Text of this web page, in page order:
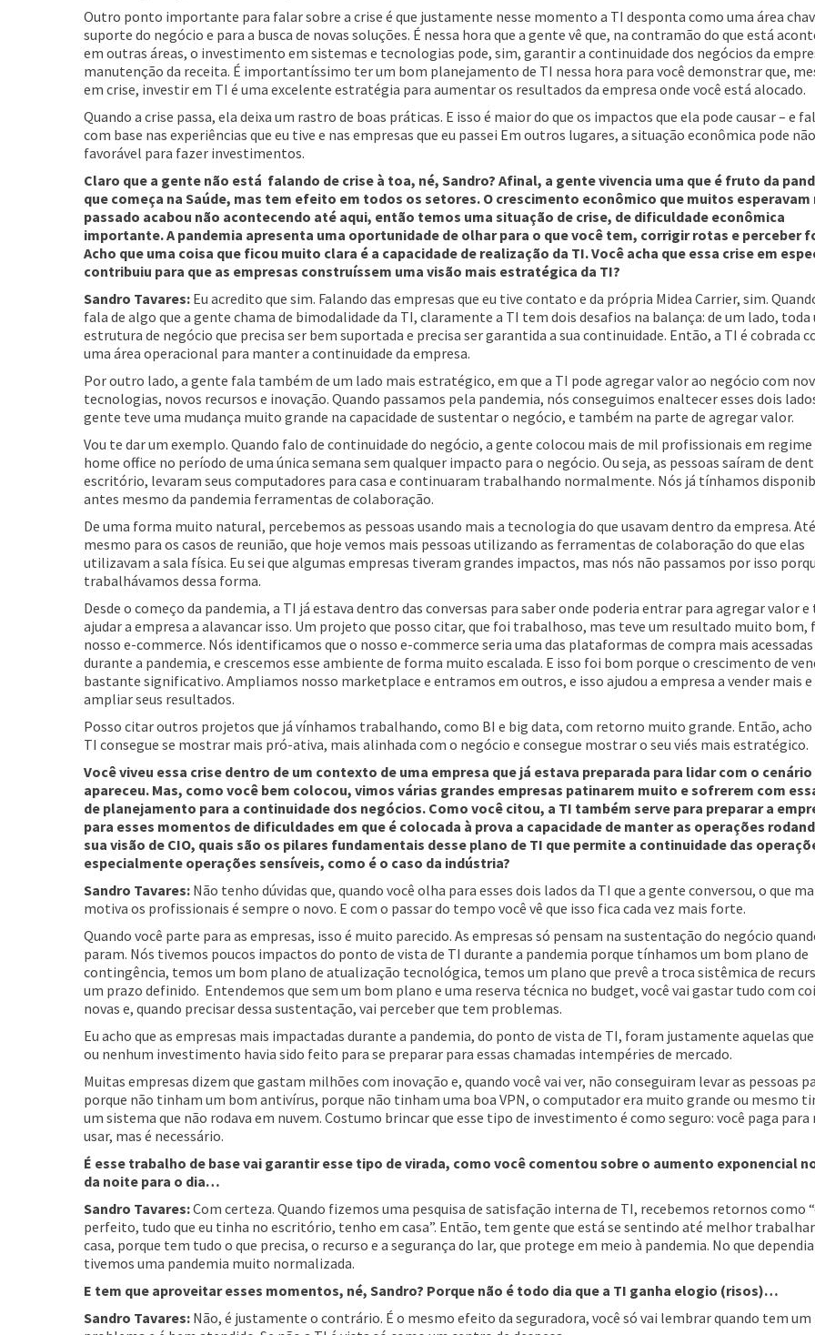
Outro ponto importante para falar sobre a crise é que justamente nesse momento a TI desponta como uma área
suporte do negócio e para a busca de novas soluções. É nessa hora que a gente vê que, na contramão do que está
em outras áreas, o investimento em sistemas e tecnologias pode, sim, garantir a continuidade dos negócios da
manutenção da receita. É importantíssimo ter um bom planejamento de TI nessa hora para você demonstrar que,
em crise, investir em TI é uma excelente estratégia para aumentar os resultados da empresa onde você está alocado.
Quando a crise passa, ela deixa um rastro de boas práticas. E isso é maior do que os impactos que ela pode causar – e
com base nas experiências que eu tive e nas empresas que eu passei Em outros lugares, a situação econômica pode
favorável para fazer investimentos.
Claro que a gente não está falando de crise à toa, né, Sandro? Afinal, a gente vivencia uma que é fruto da
que começa na Saúde, mas tem efeito em todos os setores. O crescimento econômico que muitos esperavam
passado acabou não acontecendo até aqui, então temos uma situação de crise, de dificuldade econômica
importante. A pandemia apresenta uma oportunidade de olhar para o que você tem, corrigir rotas e perceber
Acho que uma coisa que ficou muito clara é a capacidade de realização da TI. Você acha que essa crise em
contribuiu para que as empresas construíssem uma visão mais estratégica da TI?
Sandro Tavares: Eu acredito que sim. Falando das empresas que eu tive contato e da própria Midea Carrier, sim.
fala de algo que a gente chama de bimodalidade da TI, claramente a TI tem dois desafios na balança: de um lado, toda
estrutura de negócio que precisa ser bem suportada e precisa ser garantida a sua continuidade. Então, a TI é cobrada
uma área operacional para manter a continuidade da empresa.
Por outro lado, a gente fala também de um lado mais estratégico, em que a TI pode agregar valor ao negócio com
tecnologias, novos recursos e inovação. Quando passamos pela pandemia, nós conseguimos enaltecer esses dois
gente teve uma mudança muito grande na capacidade de sustentar o negócio, e também na parte de agregar valor.
Vou te dar um exemplo. Quando falo de continuidade do negócio, a gente colocou mais de mil profissionais em regime
home office no período de uma única semana sem qualquer impacto para o negócio. Ou seja, as pessoas saíram de
escritório, levaram seus computadores para casa e continuaram trabalhando normalmente. Nós já tínhamos
antes mesmo da pandemia ferramentas de colaboração.
De uma forma muito natural, percebemos as pessoas usando mais a tecnologia do que usavam dentro da empresa. Até
mesmo para os casos de reunião, que hoje vemos mais pessoas utilizando as ferramentas de colaboração do que elas
utilizavam a sala física. Eu sei que algumas empresas tiveram grandes impactos, mas nós não passamos por isso
trabalhávamos dessa forma.
Desde o começo da pandemia, a TI já estava dentro das conversas para saber onde poderia entrar para agregar valor
ajudar a empresa a alavancar isso. Um projeto que posso citar, que foi trabalhoso, mas teve um resultado muito bom,
nosso e-commerce. Nós identificamos que o nosso e-commerce seria uma das plataformas de compra mais acessadas
durante a pandemia, e crescemos esse ambiente de forma muito escalada. E isso foi bom porque o crescimento de
bastante significativo. Ampliamos nosso marketplace e entramos em outros, e isso ajudou a empresa a vender mais e
ampliar seus resultados.
Posso citar outros projetos que já vínhamos trabalhando, como BI e big data, com retorno muito grande. Então, acho
TI consegue se mostrar mais pró-ativa, mais alinhada com o negócio e consegue mostrar o seu viés mais estratégico.
Você viveu essa crise dentro de um contexto de uma empresa que já estava preparada para lidar com o cenário
apareceu. Mas, como você bem colocou, vimos várias grandes empresas patinarem muito e sofrerem com
de planejamento para a continuidade dos negócios. Como você citou, a TI também serve para preparar a
para esses momentos de dificuldades em que é colocada à prova a capacidade de manter as operações
sua visão de CIO, quais são os pilares fundamentais desse plano de TI que permite a continuidade das
especialmente operações sensíveis, como é o caso da indústria?
Sandro Tavares: Não tenho dúvidas que, quando você olha para esses dois lados da TI que a gente conversou, o que
motiva os profissionais é sempre o novo. E com o passar do tempo você vê que isso fica cada vez mais forte.
Quando você parte para as empresas, isso é muito parecido. As empresas só pensam na sustentação do negócio
param. Nós tivemos poucos impactos do ponto de vista de TI durante a pandemia porque tínhamos um bom plano de
contingência, temos um bom plano de atualização tecnológica, temos um plano que prevê a troca sistêmica de
um prazo definido. Entendemos que sem um bom plano e uma reserva técnica no budget, você vai gastar tudo com
novas e, quando precisar dessa sustentação, vai perceber que tem problemas.
Eu acho que as empresas mais impactadas durante a pandemia, do ponto de vista de TI, foram justamente aquelas
ou nenhum investimento havia sido feito para se preparar para essas chamadas intempéries de mercado.
Muitas empresas dizem que gastam milhões com inovação e, quando você vai ver, não conseguiram levar as pessoas
porque não tinham um bom antivírus, porque não tinham uma boa VPN, o computador era muito grande ou mesmo
um sistema que não rodava em nuvem. Costumo brincar que esse tipo de investimento é como seguro: você paga para
usar, mas é necessário.
É esse trabalho de base vai garantir esse tipo de virada, como você comentou sobre o aumento exponencial
da noite para o dia…
Sandro Tavares:Com certeza. Quando fizemos uma pesquisa de satisfação interna de TI, recebemos retornos como
perfeito, tudo que eu tinha no escritório, tenho em casa”. Então, tem gente que está se sentindo até melhor
casa, porque tem tudo o que precisa, o recurso e a segurança do lar, que protege em meio à pandemia. No que
tivemos uma pandemia muito normalizada.
E tem que aproveitar esses momentos, né, Sandro? Porque não é todo dia que a TI ganha elogio (risos)…
Sandro Tavares: Não, é justamente o contrário. É o mesmo efeito da seguradora, você só vai lembrar quando tem um